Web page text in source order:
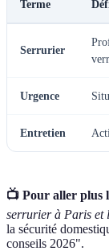
Terme
Serrurier
Urgence
Entretien
📺 Pour aller plus
serrurier à Paris et
la sécurité
conseils 2026".